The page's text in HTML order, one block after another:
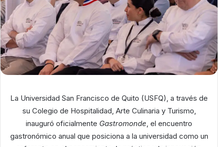
La Universidad San Francisco de Quito (USFQ), a través de
su Colegio de Hospitalidad, Arte Culinaria y Turismo,
inauguró oficialmente Gastromonde , el encuentro
gastronómico anual que posiciona a la universidad como un